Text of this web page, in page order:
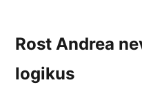
Rost Andrea
logikus